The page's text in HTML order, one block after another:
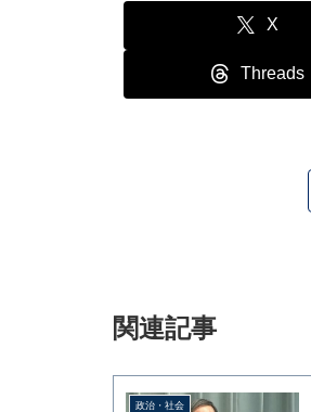
X
Threads
関連記事
政治・社会